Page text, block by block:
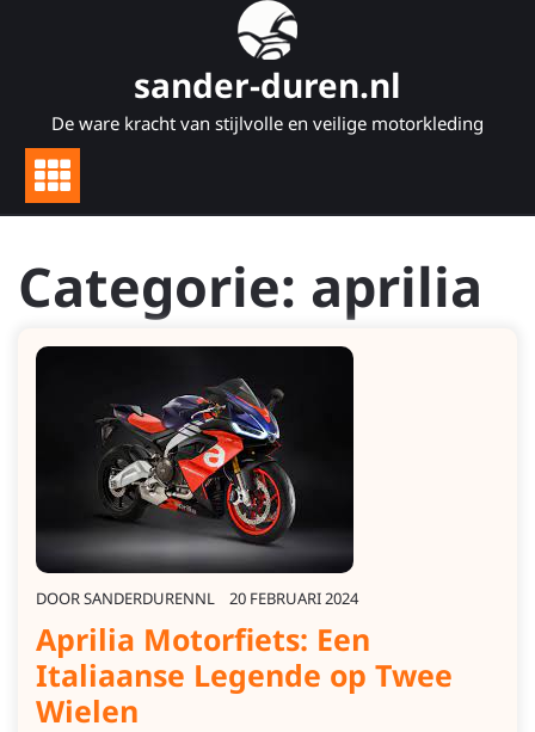
sander-duren.nl
De ware kracht van stijlvolle en veilige motorkleding
Categorie: aprilia
DOORSANDERDURENNL 20 FEBRUARI 2024
Aprilia Motorfiets: Een
Italiaanse Legende op Twee
Wielen